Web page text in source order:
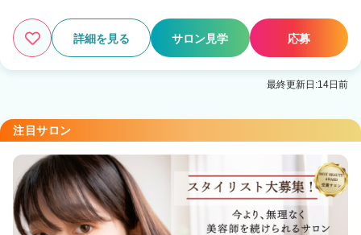
詳細を見る サロン見学 応募
最終更新日:14日前
注目サロン